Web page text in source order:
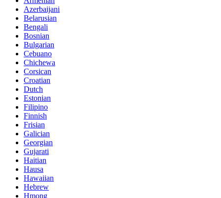
Azerbaijani
Belarusian
Bengali
Bosnian
Bulgarian
Cebuano
Chichewa
Corsican
Croatian
Dutch
Estonian
Filipino
Finnish
Frisian
Galician
Georgian
Gujarati
Haitian
Hausa
Hawaiian
Hebrew
Hmong